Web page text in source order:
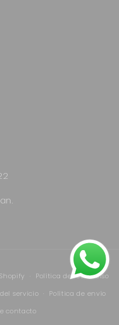
Política de reembolso
servicio
Política de envío
contacto